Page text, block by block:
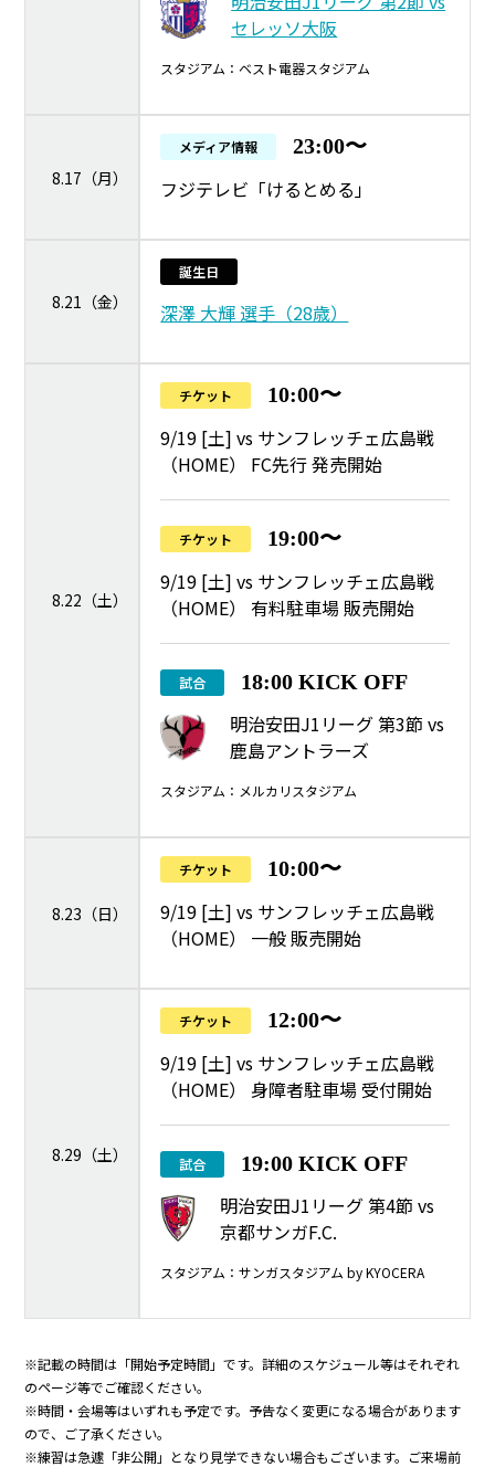
セレッソ大阪
スタジアム：ベスト電器スタジアム
8.17（月）
メディア情報 23:00〜
フジテレビ「けるとめる」
8.21（金）
誕生日
深澤 大輝 選手（28歳）
8.22（土）
チケット 10:00〜
9/19 [土] vs サンフレッチェ広島戦
（HOME） FC先行 発売開始
チケット 19:00〜
9/19 [土] vs サンフレッチェ広島戦
（HOME） 有料駐車場 販売開始
試合 18:00 KICK OFF
明治安田J1リーグ 第3節 vs
鹿島アントラーズ
スタジアム：メルカリスタジアム
8.23（日）
チケット 10:00〜
9/19 [土] vs サンフレッチェ広島戦
（HOME） 一般 販売開始
8.29（土）
チケット 12:00〜
9/19 [土] vs サンフレッチェ広島戦
（HOME） 身障者駐車場 受付開始
試合 19:00 KICK OFF
明治安田J1リーグ 第4節 vs
京都サンガF.C.
スタジアム：サンガスタジアム by KYOCERA
※記載の時間は「開始予定時間」です。詳細のスケジュール等はそれぞれ
のページ等でご確認ください。
※時間・会場等はいずれも予定です。予告なく変更になる場合があります
ので、ご了承ください。
※練習は急遽「非公開」となり見学できない場合もございます。ご来場前